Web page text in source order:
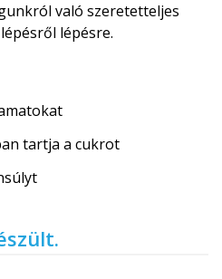
való szeretetteljes
lépésre.
tartja a cukrot